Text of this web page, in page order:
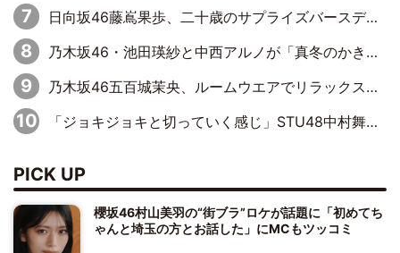
日向坂46藤嶌果歩、二十歳のサプライズバースデーに大喜び「頼られる先輩になれるように努力していきたい」
乃木坂46・池田瑛紗と中西アルノが「真冬のかき氷」騒動で火花散らす！ 因縁の裏にあるのは、逆境をともに“凌”ぐ似た者同士の絆
乃木坂46五百城茉央、ルームウエアでリラックス「今回のグラビアを見て成長を感じていただけるとうれしい」
「ジョキジョキと切っていく感じ」STU48中村舞、新しい挑戦は自らの手で
PICK UP
櫻坂46村山美羽の“街ブラ”ロケが話題に「初めてち
ゃんと埼玉の方とお話した」にMCもツッコミ